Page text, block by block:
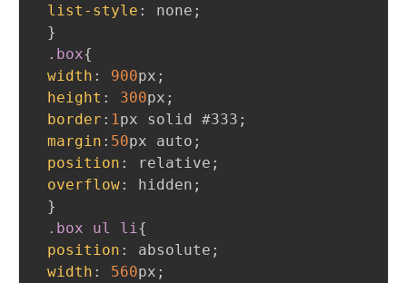
list-style : none ;
}
.box{
width : 900px ;
height : 300px ;
border : 1 px solid #333 ;
margin : 50px auto ;
position : relative ;
overflow: hidden ;
}
.box ul li {
position : absolute ;
width : 560px ;